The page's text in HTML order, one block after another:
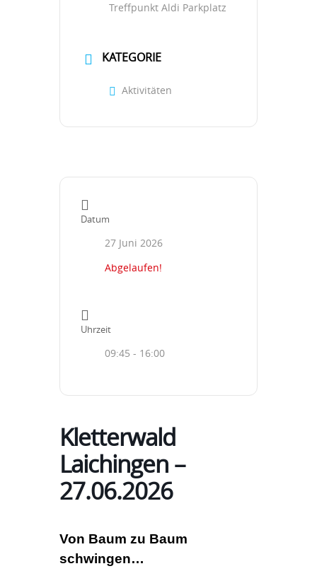
Treffpunkt Aldi Parkplatz
KATEGORIE
Aktivitäten
Datum
27 Juni 2026
Abgelaufen!
Uhrzeit
09:45 - 16:00
Kletterwald
Laichingen –
27.06.2026
Von Baum zu Baum
schwingen…